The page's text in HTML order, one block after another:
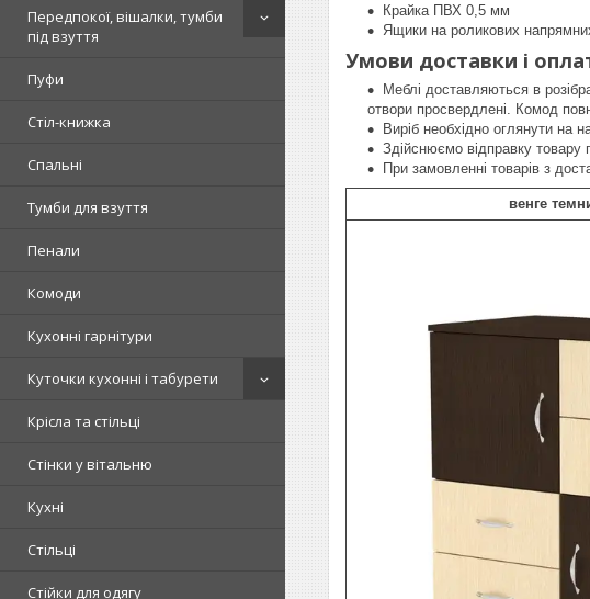
Передпокої, вішалки, тумби
під взуття
Пуфи
Стіл-книжка
Спальні
Тумби для взуття
Пенали
Комоди
Кухонні гарнітури
Куточки кухонні і табурети
Крісла та стільці
Стінки у вітальню
Кухні
Стільці
Стійки для одягу
Крайка ПВХ 0,5 мм
Ящики на роликових
Умови доставки і
Меблі доставляються в
отвори просвердлені. Комод
Виріб необхідно оглянути на
Здійснюємо відправку товару
При замовленні товарів з
венге